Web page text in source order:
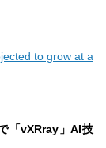
to grow at a
「vXRray」AI技